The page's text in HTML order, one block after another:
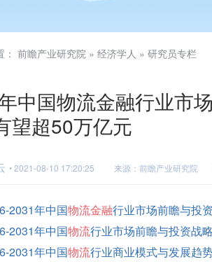
前瞻产业研究院 » 经济学人 » 研究员专栏
中国物流金融行业市
望超50万亿元
• 2021-08-10 17:20:25 来源：前瞻产业研究院
2031年中国物流金融行业市场前瞻与投
2031年中国物流行业市场前瞻与投资战
2031年中国物流行业商业模式与发展趋